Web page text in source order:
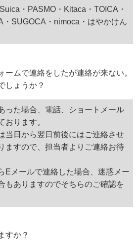
・PASMO・Kitaca・TOICA・
・SUGOCA・nimoca・はやかけん
ームで連絡をしたが連絡が来ない。
しょうか？
った場合、電話、ショートメール
おります。
当日から翌日前後にはご連絡させ
ますので、担当者よりご連絡お待
Eメールで連絡した場合、迷惑メー
もありますのでそちらのご確認を
すか？